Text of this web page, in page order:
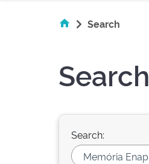
Search
Search
Search: